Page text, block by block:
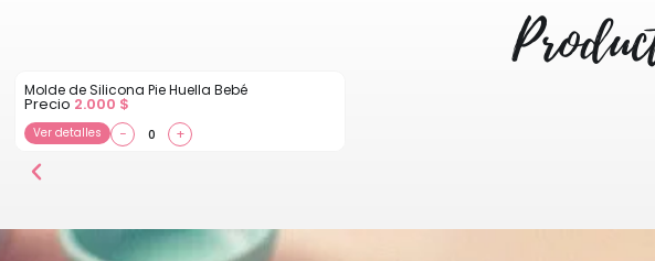
Molde de Silicona Pie Huella Bebé
Precio 2.000 $
Ver detalles − +